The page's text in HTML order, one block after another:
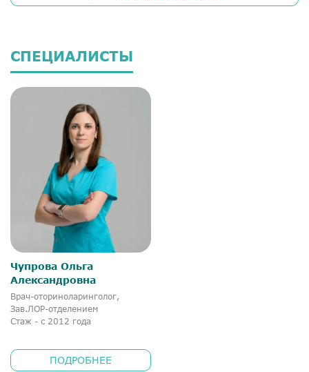
СПЕЦИАЛИСТЫ
Чупрова Ольга
Александровна
Врач-оториноларинголог,
Зав.ЛОР-отделением
Стаж - с 2012 года
ПОДРОБНЕЕ